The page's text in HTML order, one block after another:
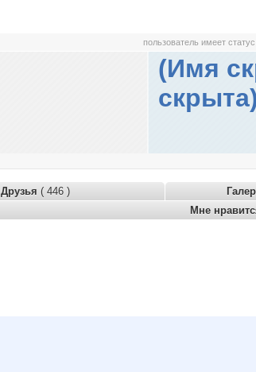
пользователь имеет
(Имя
скрыта)
Друзья ( 446 )
Мне